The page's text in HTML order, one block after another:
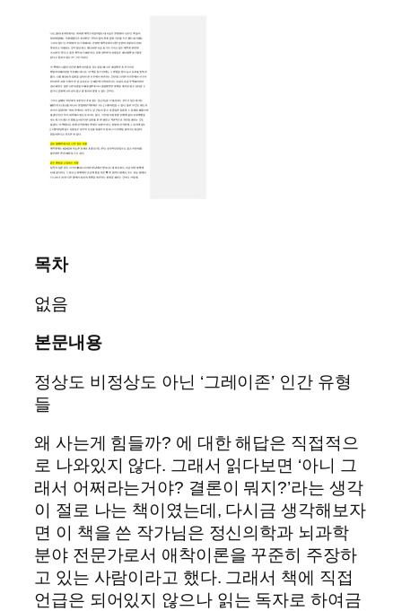
목차
없음
본문내용
정상도 비정상도 아닌 ‘그레이존’ 인간 유형
들
왜 사는게 힘들까? 에 대한 해답은 직접적으
로 나와있지 않다. 그래서 읽다보면 ‘아니 그
래서 어쩌라는거야? 결론이 뭐지?’라는 생각
이 절로 나는 책이였는데, 다시금 생각해보자
면 이 책을 쓴 작가님은 정신의학과 뇌과학
분야 전문가로서 애착이론을 꾸준히 주장하
고 있는 사람이라고 했다. 그래서 책에 직접
언급은 되어있지 않으나 읽는 독자로 하여금